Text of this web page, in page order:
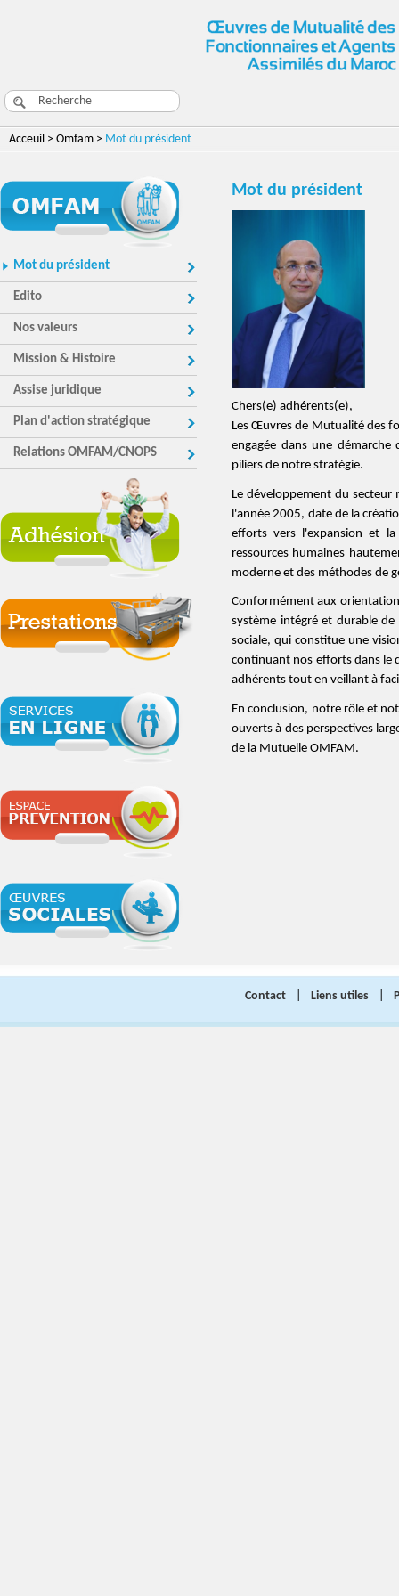
Acceuil > Omfam > Mot du président
Mot du président
Edito
Nos valeurs
Mission & Histoire
Assise juridique
Plan d'action stratégique
Relations OMFAM/CNOPS
Mot du président
Chers(e) adhérents(e),
Les Œuvres de Mutualité des
engagée dans une
piliers de notre stratégie.
Le développement du
l'année 2005, date de la
efforts vers l'expansion et
ressources humaines
moderne et des méthodes de
Conformément aux
système intégré et durable
sociale, qui constitue une
continuant nos efforts dans le
adhérents tout en veillant à
En conclusion, notre rôle et
ouverts à des perspectives
de la Mutuelle OMFAM.
Contact Liens utiles